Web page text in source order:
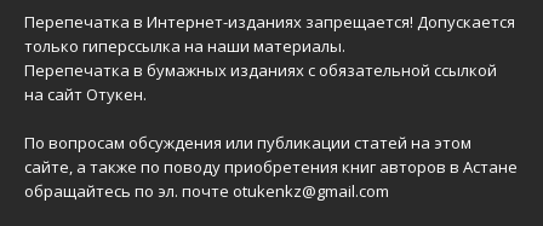
Перепечатка в Интернет-изданиях запрещается! Допускается
только гиперссылка на наши материалы.
Перепечатка в бумажных изданиях с обязательной ссылкой
на сайт Отукен.
По вопросам обсуждения или публикации статей на этом
сайте, а также по поводу приобретения книг авторов в Астане
обращайтесь по эл. почте otukenkz@gmail.com